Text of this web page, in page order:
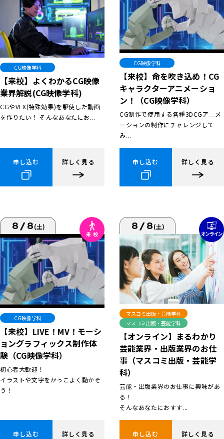
CG映像学科
【来校】よくわかるCG映像
業界解説(CG映像学科)
CGやVFX(特殊効果)を駆使した動画
を作りたい！ そんなあなたにお...
申し込む 詳しく見る
CG映像学科
【来校】命を吹き込め！CG
キャラクターアニメーショ
ン！（CG映像学科）
CG制作で使用する各種3DCGアニメ
ーションの制作にチャレンジして
み...
申し込む 詳しく見る
8/8(土)
CG映像学科
【来校】LIVE！MV！モーシ
ョングラフィックス制作体
験（CG映像学科）
初心者大歓迎！
イラストや文字をかっこよく動かそ
う！
申し込む 詳しく見る
8/8(土)
マスコミ出版・芸能学科
マスコミ出版・芸能学科
【オンライン】まるわかり
芸能業界・出版業界のお仕
事（マスコミ出版・芸能学
科）
芸能・出版業界のお仕事に興味があ
る！
そんなあなたにおすす...
申し込む 詳しく見る